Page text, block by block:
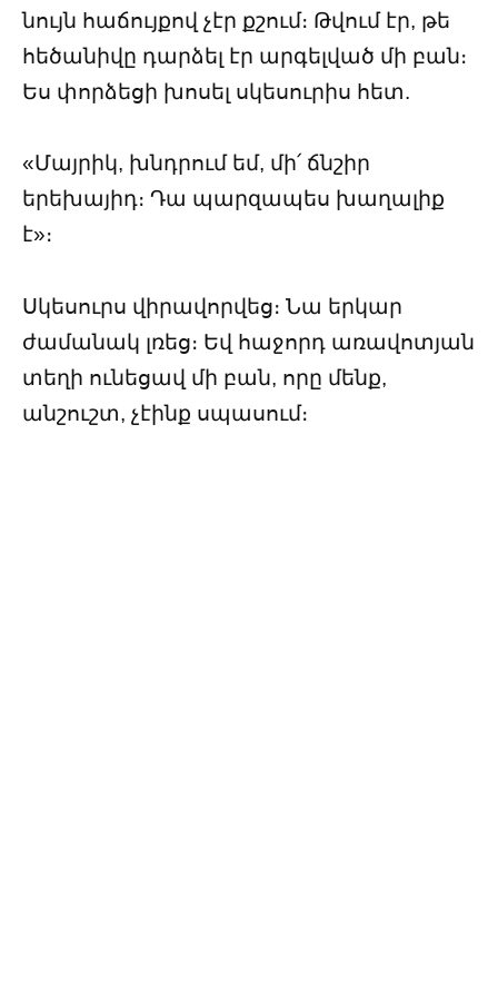
նույն հաճույքով չէր քշում։ Թվում էր, թե
հեծանիվը դարձել էր արգելված մի բան։
Ես փորձեցի խոսել սկեսուրիս հետ.
«Մայրիկ, խնդրում եմ, մի՛ ճնշիր
երեխայիդ։ Դա պարզապես խաղալիք
է»։
Սկեսուրս վիրավորվեց։ Նա երկար
ժամանակ լռեց։ Եվ հաջորդ առավոտյան
տեղի ունեցավ մի բան, որը մենք,
անշուշտ, չէինք սպասում։